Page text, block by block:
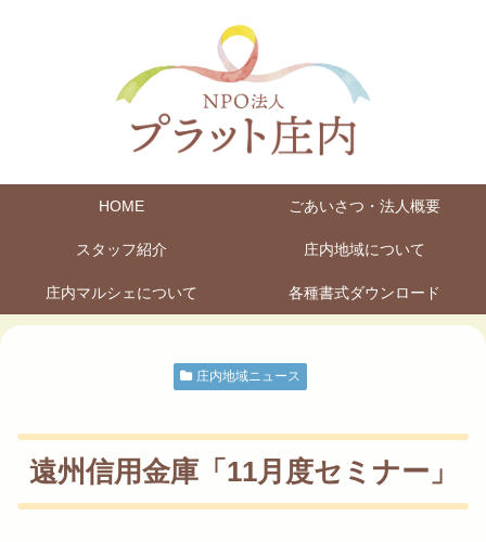
HOME ごあいさつ・法人概要
スタッフ紹介 庄内地域について
庄内マルシェについて 各種書式ダウンロード
庄内地域ニュース
遠州信用金庫「11月度セミナー」